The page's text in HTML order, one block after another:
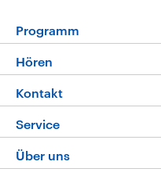
Programm
Programm
Die Nachrichten
Nachrichtenleicht
Neue Beiträge
Hören
Livestream
Podcasts
Deutschlandfunk
Kontakt
Hörerservice
Service
FAQ
Über uns